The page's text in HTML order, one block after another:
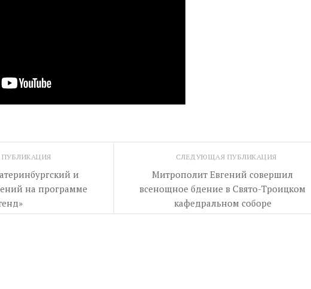
СЛЕДУЮЩАЯ ПУБЛИКАЦИЯ
Митрополит Евгений совершил
всенощное бдение в Свято-Троицком
кафедральном соборе
и
на программе